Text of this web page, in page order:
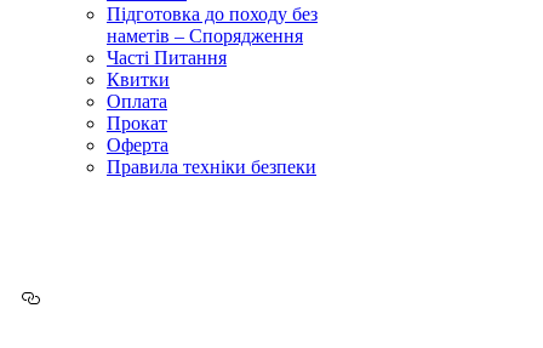
Підготовка до походу без
наметів – Спорядження
Часті Питання
Квитки
Оплата
Прокат
Оферта
Правила техніки безпеки